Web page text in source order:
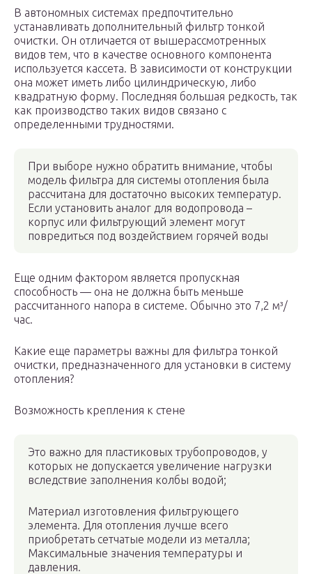
В автономных системах предпочтительно
устанавливать дополнительный фильтр тонкой
очистки. Он отличается от вышерассмотренных
видов тем, что в качестве основного компонента
используется кассета. В зависимости от конструкции
она может иметь либо цилиндрическую, либо
квадратную форму. Последняя большая редкость, так
как производство таких видов связано с
определенными трудностями.
При выборе нужно обратить внимание, чтобы
модель фильтра для системы отопления была
рассчитана для достаточно высоких температур.
Если установить аналог для водопровода –
корпус или фильтрующий элемент могут
повредиться под воздействием горячей воды
Еще одним фактором является пропускная
способность — она не должна быть меньше
рассчитанного напора в системе. Обычно это 7,2 м³/
час.
Какие еще параметры важны для фильтра тонкой
очистки, предназначенного для установки в систему
отопления?
Возможность крепления к стене
Это важно для пластиковых трубопроводов, у
которых не допускается увеличение нагрузки
вследствие заполнения колбы водой;
Материал изготовления фильтрующего
элемента. Для отопления лучше всего
приобретать сетчатые модели из металла;
Максимальные значения температуры и
давления.